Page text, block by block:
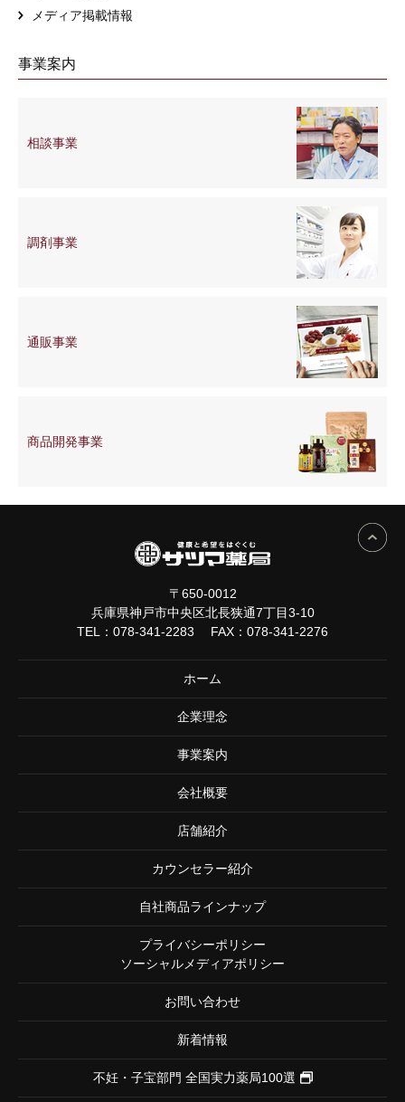
メディア掲載情報
事業案内
相談事業
調剤事業
通販事業
商品開発事業
〒650-0012
兵庫県神戸市中央区北長狭通7丁目3-10
TEL： 078-341-2283 FAX：078-341-2276
ホーム
企業理念
事業案内
会社概要
店舗紹介
カウンセラー紹介
自社商品ラインナップ
プライバシーポリシー
ソーシャルメディアポリシー
お問い合わせ
新着情報
不妊・子宝部門 全国実力薬局100選